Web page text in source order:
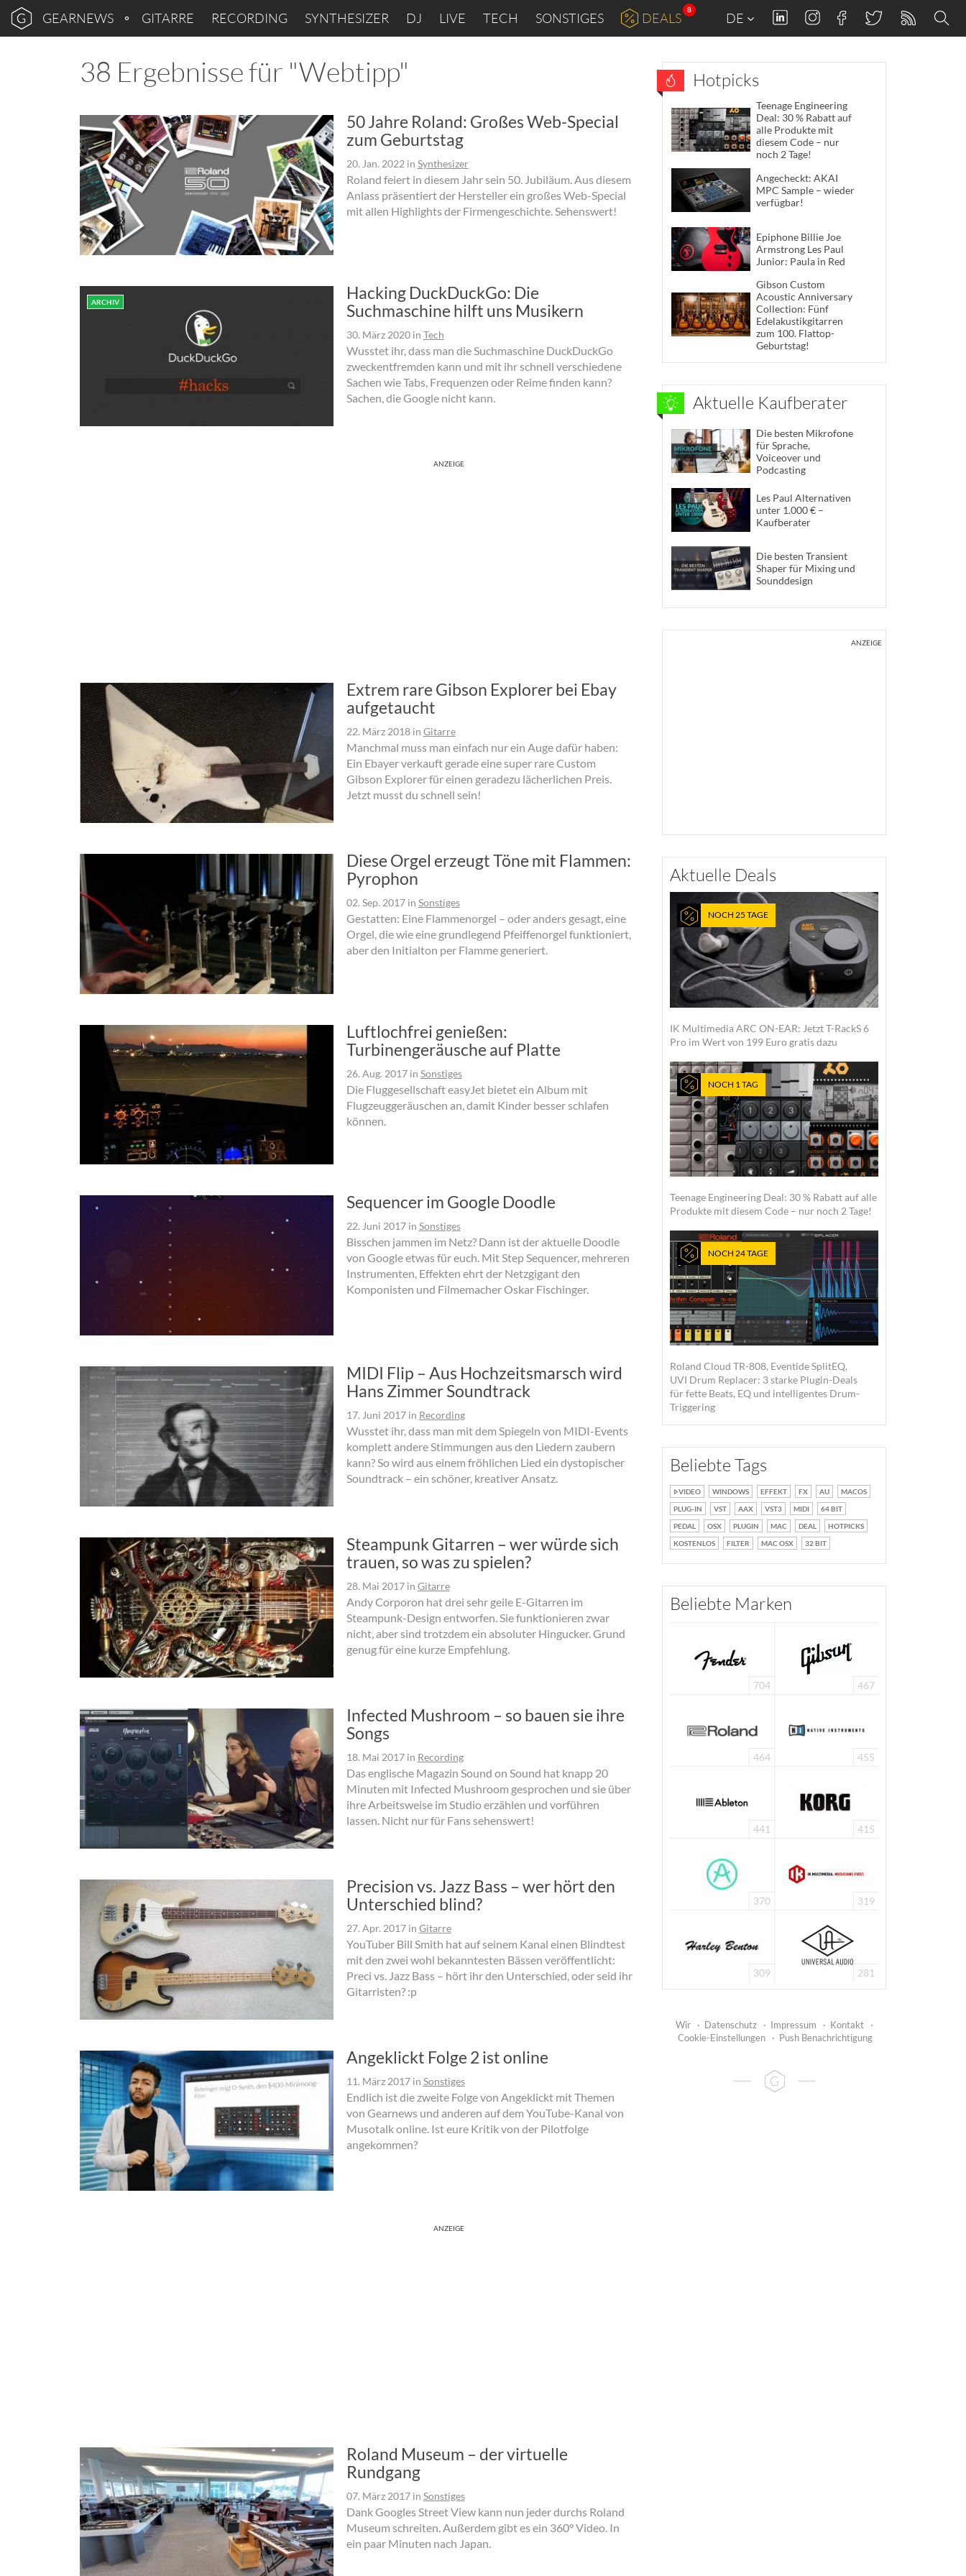
GEARNEWS GITARRE RECORDING SYNTHESIZER DJ LIVE TECH SONSTIGES DEALS
8
DE
38 Ergebnisse für "Webtipp"
50 Jahre Roland: Großes Web-Special
zum Geburtstag
20. Jan. 2022 in Synthesizer
Roland feiert in diesem Jahr sein 50. Jubiläum. Aus diesem
Anlass präsentiert der Hersteller ein großes Web-Special
mit allen Highlights der Firmengeschichte. Sehenswert!
ARCHIV
Hacking DuckDuckGo: Die
Suchmaschine hilft uns Musikern
30. März 2020in Tech
Wusstet ihr, dass man die Suchmaschine DuckDuckGo
zweckentfremden kann und mit ihr schnell verschiedene
Sachen wie Tabs, Frequenzen oder Reime finden kann?
Sachen, die Google nicht kann.
ANZEIGE
Extrem rare Gibson Explorer bei Ebay
aufgetaucht
22. März 2018in Gitarre
Manchmal muss man einfach nur ein Auge dafür haben:
Ein Ebayer verkauft gerade eine super rare Custom
Gibson Explorer für einen geradezu lächerlichen Preis.
Jetzt musst du schnell sein!
Diese Orgel erzeugt Töne mit Flammen:
Pyrophon
02. Sep. 2017in Sonstiges
Gestatten: Eine Flammenorgel – oder anders gesagt, eine
Orgel, die wie eine grundlegend Pfeiffenorgel funktioniert,
aber den Initialton per Flamme generiert.
Luftlochfrei genießen:
Turbinengeräusche auf Platte
26. Aug. 2017in Sonstiges
Die Fluggesellschaft easyJet bietet ein Album mit
Flugzeuggeräuschen an, damit Kinder besser schlafen
können.
Sequencer im Google Doodle
22. Juni 2017in Sonstiges
Bisschen jammen im Netz? Dann ist der aktuelle Doodle
von Google etwas für euch. Mit Step Sequencer, mehreren
Instrumenten, Effekten ehrt der Netzgigant den
Komponisten und Filmemacher Oskar Fischinger.
MIDI Flip – Aus Hochzeitsmarsch wird
Hans Zimmer Soundtrack
17. Juni 2017in Recording
Wusstet ihr, dass man mit dem Spiegeln von MIDI-Events
komplett andere Stimmungen aus den Liedern zaubern
kann? So wird aus einem fröhlichen Lied ein dystopischer
Soundtrack – ein schöner, kreativer Ansatz.
Steampunk Gitarren – wer würde sich
trauen, so was zu spielen?
28. Mai 2017in Gitarre
Andy Corporon hat drei sehr geile E-Gitarren im
Steampunk-Design entworfen. Sie funktionieren zwar
nicht, aber sind trotzdem ein absoluter Hingucker. Grund
genug für eine kurze Empfehlung.
Infected Mushroom – so bauen sie ihre
Songs
18. Mai 2017in Recording
Das englische Magazin Sound on Sound hat knapp 20
Minuten mit Infected Mushroom gesprochen und sie über
ihre Arbeitsweise im Studio erzählen und vorführen
lassen. Nicht nur für Fans sehenswert!
Precision vs. Jazz Bass – wer hört den
Unterschied blind?
27. Apr. 2017in Gitarre
YouTuber Bill Smith hat auf seinem Kanal einen Blindtest
mit den zwei wohl bekanntesten Bässen veröffentlicht:
Preci vs. Jazz Bass – hört ihr den Unterschied, oder seid ihr
Gitarristen? :p
Angeklickt Folge 2 ist online
11. März 2017in Sonstiges
Endlich ist die zweite Folge von Angeklickt mit Themen
von Gearnews und anderen auf dem YouTube-Kanal von
Musotalk online. Ist eure Kritik von der Pilotfolge
angekommen?
ANZEIGE
Roland Museum – der virtuelle
Rundgang
07. März 2017in Sonstiges
Dank Googles Street View kann nun jeder durchs Roland
Museum schreiten. Außerdem gibt es ein 360° Video. In
ein paar Minuten nach Japan.
Hotpicks
Teenage Engineering
Deal: 30 % Rabatt auf
alle Produkte mit
diesem Code – nur
noch 2 Tage!
Angecheckt: AKAI
MPC Sample – wieder
verfügbar!
Epiphone Billie Joe
Armstrong Les Paul
Junior: Paula in Red
Gibson Custom
Acoustic Anniversary
Collection: Fünf
Edelakustikgitarren
zum 100. Flattop-
Geburtstag!
Aktuelle Kaufberater
Die besten Mikrofone
für Sprache,
Voiceover und
Podcasting
Les Paul Alternativen
unter 1.000 € –
Kaufberater
Die besten Transient
Shaper für Mixing und
Sounddesign
ANZEIGE
Aktuelle Deals
NOCH 25 TAGE
IK Multimedia ARC ON-EAR: Jetzt T-RackS 6
Pro im Wert von 199 Euro gratis dazu
NOCH 1 TAG
Teenage Engineering Deal: 30 % Rabatt auf alle
Produkte mit diesem Code – nur noch 2 Tage!
NOCH 24 TAGE
Roland Cloud TR-808, Eventide SplitEQ,
UVI Drum Replacer: 3 starke Plugin-Deals
für fette Beats, EQ und intelligentes Drum-
Triggering
Beliebte Tags
VIDEO WINDOWS EFFEKT FX AU
MACOS
PLUG-IN
VST AAX VST3 MIDI
64 BIT
PEDAL
OSX PLUGIN MAC DEAL
HOTPICKS
KOSTENLOS
FILTER MAC OSX 32 BIT
Beliebte Marken
704 467
464 455
441 415
370 319
309 281
Wir · Datenschutz · Impressum · Kontakt
·
Cookie-Einstellungen
· Push Benachrichtigung